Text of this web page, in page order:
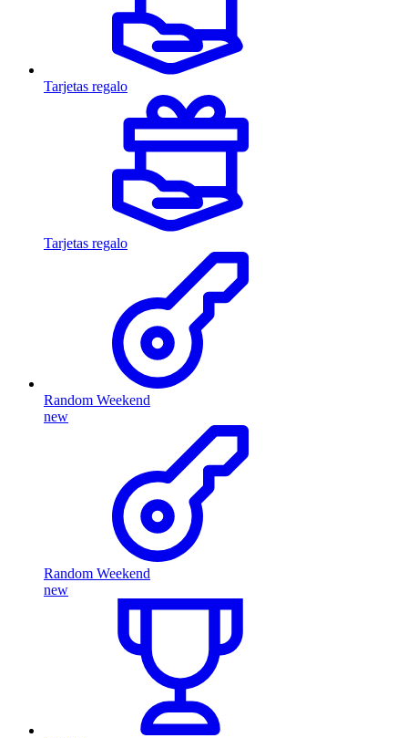
Tarjetas regalo
Tarjetas regalo
Random Weekend
new
Random Weekend
new